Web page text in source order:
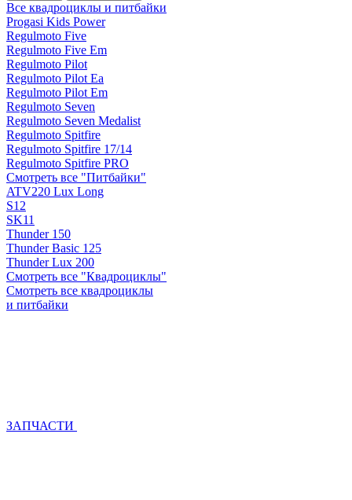
Все квадроциклы и питбайки
Progasi Kids Power
Regulmoto Five
Regulmoto Five Em
Regulmoto Pilot
Regulmoto Pilot Ea
Regulmoto Pilot Em
Regulmoto Seven
Regulmoto Seven Medalist
Regulmoto Spitfire
Regulmoto Spitfire 17/14
Regulmoto Spitfire PRO
Смотреть все "Питбайки"
ATV220 Lux Long
S12
SK11
Thunder 150
Thunder Basic 125
Thunder Lux 200
Смотреть все "Квадроциклы"
Смотреть все квадроциклы
и питбайки
ЗАПЧАСТИ